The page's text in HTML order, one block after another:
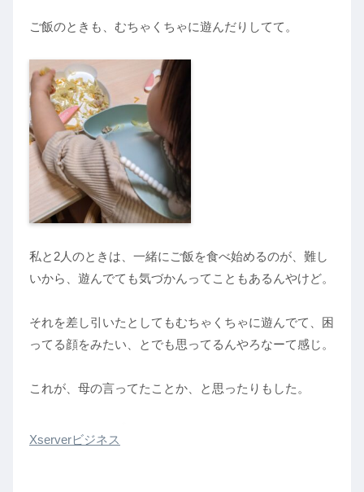
ご飯のときも、むちゃくちゃに遊んだりしてて。
私と2人のときは、一緒にご飯を食べ始めるのが、難し
いから、遊んでても気づかんってこともあるんやけど。
それを差し引いたとしてもむちゃくちゃに遊んでて、困
ってる顔をみたい、とでも思ってるんやろなーて感じ。
これが、母の言ってたことか、と思ったりもした。
Xserverビジネス